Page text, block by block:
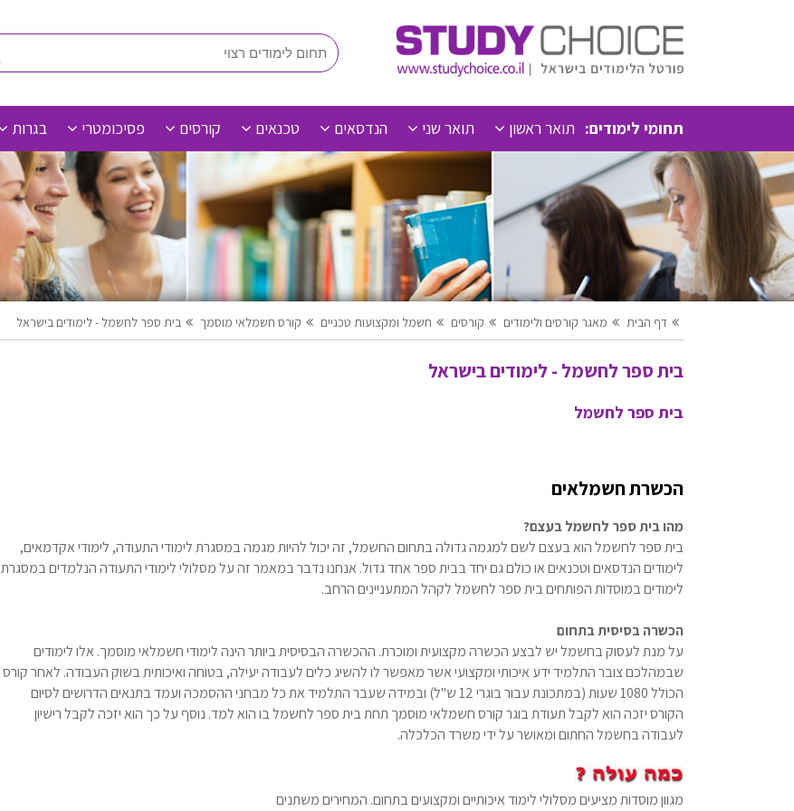
תחומי לימודים: תואר ראשון תואר שני הנדסאים טכנאים קורסים פסיכומטרי בגרות
דף הבית מאגר קורסים ולימודים קורסים חשמל ומקצועות טכניים קורס חשמלאי מוסמך בית ספר לחשמל - לימודים בישראל
בית ספר לחשמל - לימודים בישראל
בית ספר לחשמל
הכשרת חשמלאים
מהו בית ספר לחשמל בעצם?
בית ספר לחשמל הוא בעצם לשם למגמה גדולה בתחום החשמל, זה יכול להיות מגמה במסגרת לימודי התעודה, לימודי אקדמאים,
לימודים הנדסאים וטכנאים או כולם גם יחד בבית ספר אחד גדול. אנחנו נדבר במאמר זה על מסלולי לימודי התעודה הנלמדים במסגרת
לימודים במוסדות הפותחים בית ספר לחשמל לקהל המתעניינים הרחב.
הכשרה בסיסית בתחום
על מנת לעסוק בחשמל יש לבצע הכשרה מקצועית ומוכרת. ההכשרה הבסיסית ביותר הינה לימודי חשמלאי מוסמך. אלו לימודים
שבמהלכם צובר התלמיד ידע איכותי ומקצועי אשר מאפשר לו להשיג כלים לעבודה יעילה, בטוחה ואיכותית בשוק העבודה. לאחר קורס
הכולל 1080 שעות (במתכונת עבור בוגרי 12 ש"ל) ובמידה שעבר התלמיד את כל מבחני ההסמכה ועמד בתנאים הדרושים לסיום
הקורס יזכה הוא לקבל תעודת בוגר קורס חשמלאי מוסמך תחת בית ספר לחשמל בו הוא למד. נוסף על כך הוא יזכה לקבל רישיון
לעבודה בחשמל החתום ומאושר על ידי משרד הכלכלה.
מגוון מוסדות מציעים מסלולי לימוד איכותיים ומקצועים בתחום. המחירים משתנים